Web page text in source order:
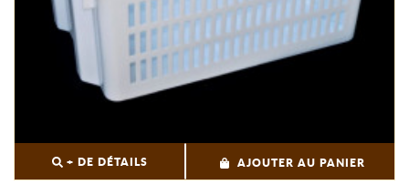
+ DE DÉTAILS AJOUTER AU PANIER